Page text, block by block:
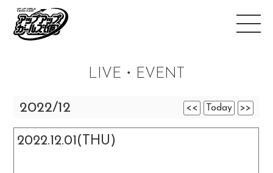
LIVE・EVENT
2022/12 << Today >>
2022.12.01(THU)